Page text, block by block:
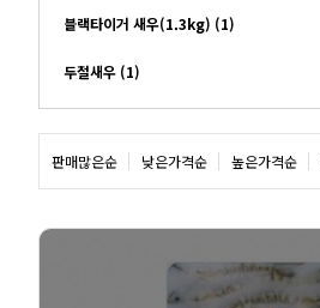
블랙타이거 새우(1.3kg) (1)
두절새우 (1)
판매많은순 낮은가격순 높은가격순